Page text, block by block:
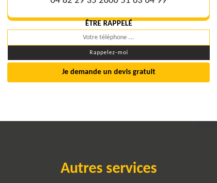
ÊTRE RAPPELÉ
Je demande un devis gratuit
Autres services